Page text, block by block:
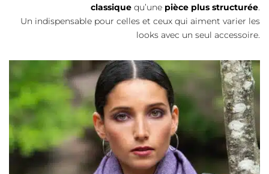
classique qu’une pièce plus structurée.
Un indispensable pour celles et ceux qui aiment varier les
looks avec un seul accessoire.